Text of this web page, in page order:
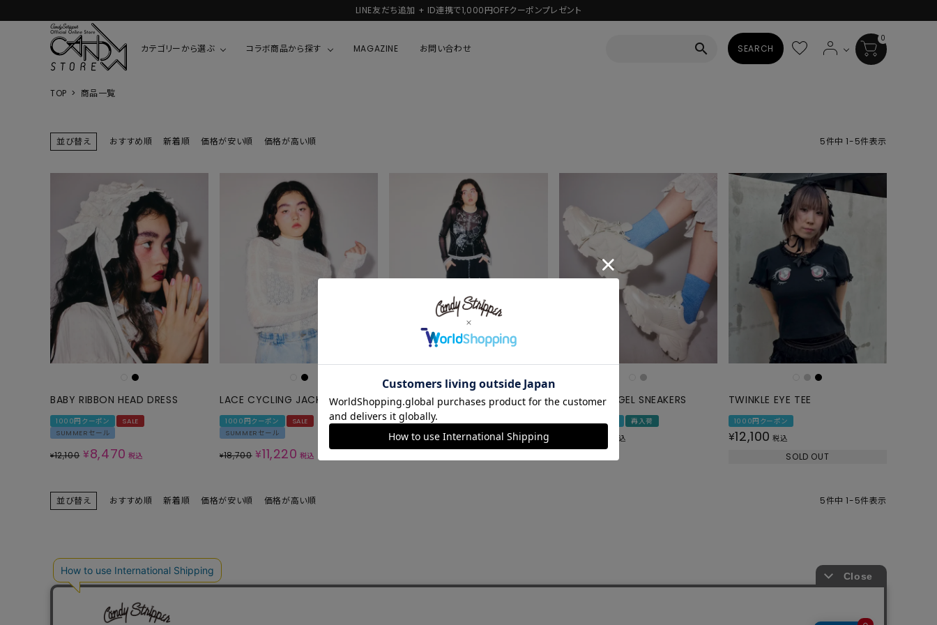
LINE友だち追加 + ID連携で1,000円OFFクーポンプレゼント
カテゴリーから選ぶ
ALL
SWEAT
KNIT
CARDIGAN
OTHER
BLOUSES
OUTER
ONE PIECE
ONE PIECE
ALL
PANTS
SHORT PANTS
SALOPETTE
SKIRT
ALL
ALL ALL
SOCKS
ALL
SHOES
GOODS
ALL
UMBRELLA
ACCESSORIES
SWIM WEAR
コラボ商品から探す
COOKIE BOY
チャーミーキティ Hohokam DINER
ウサハナ シナモロール
クレヨンしんちゃん MIKIOSAKABE・THREE TREASURES
MAGAZINE お問い合わせ search SEARCH
0
TOP 商品一覧
並び替え おすすめ順 新着順 価格が安い順 価格が高い順 5件中 1-5件表示
BABY RIBBON HEAD DRESS
1000円クーポン
SALE
SUMMERセール
¥12,100 ¥8,470 税込
LACE CYCLING JACKET
1000円クーポン
SALE
SUMMERセール
¥18,700 ¥11,220 税込
GRAFFITI LAYERED SWEAT
PANTS
NEW ARRIVAL 1000円クーポン
¥22,000 税込
TWINKLE ANGEL SNEAKERS
再入荷
税込
TWINKLE EYE TEE
1000円クーポン
¥12,100 税込
SOLD OUT
並び替え おすすめ順 新着順 価格が安い順 価格が高い順 5件中 1-5件表示